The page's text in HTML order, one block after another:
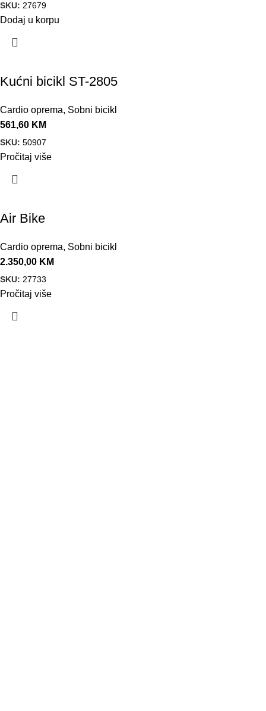
SKU: 27679
Dodaj u korpu
Kućni bicikl ST-2805
Cardio oprema, Sobni bicikl
561,60 KM
SKU: 50907
Pročitaj više
Air Bike
Cardio oprema, Sobni bicikl
2.350,00 KM
SKU: 27733
Pročitaj više